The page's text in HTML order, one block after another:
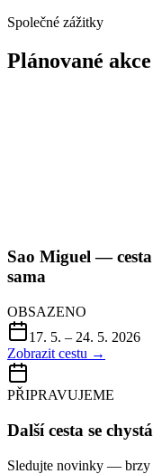
Společné zážitky
Plánované akce
Sao Miguel —
sama
OBSAZENO
17. 5. – 24. 5. 2026
Zobrazit cestu →
PŘIPRAVUJEME
Další cesta se chystá
Sledujte novinky — brzy